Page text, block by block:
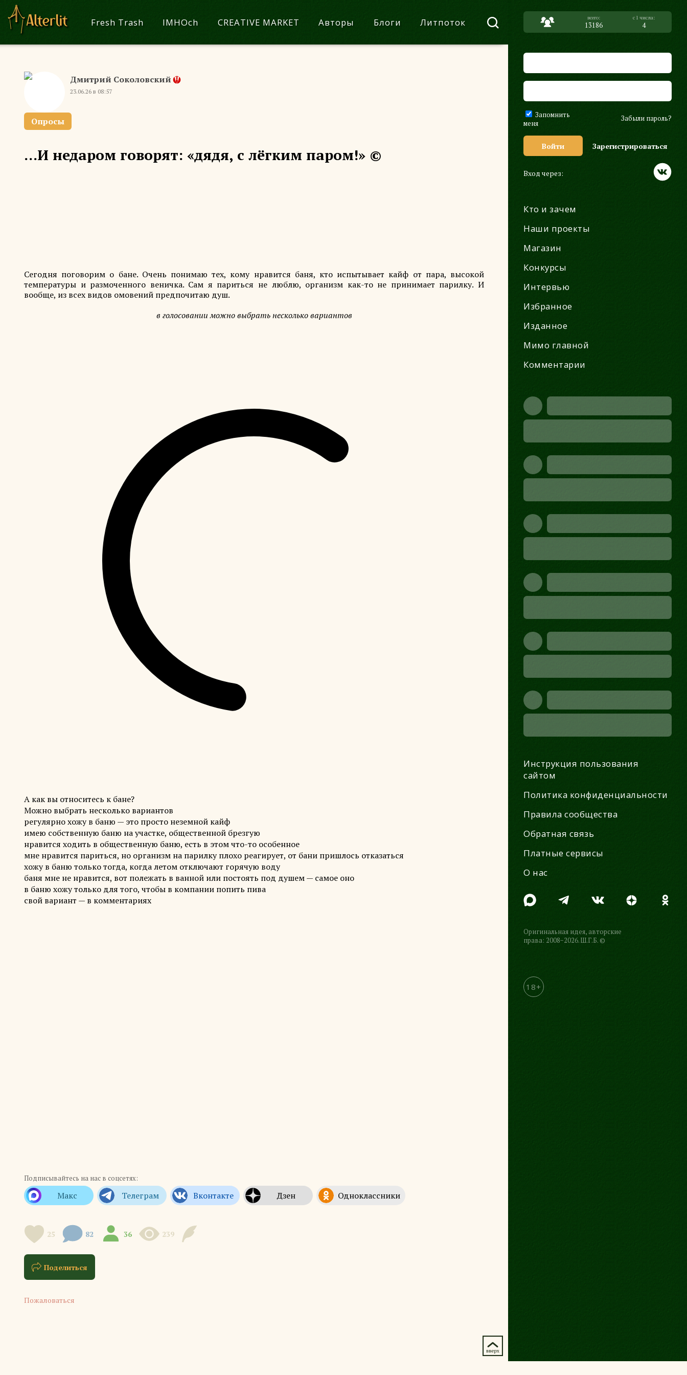
13186 4
Запомнить
меня
Забыли пароль?
Войти Зарегистрироваться
Вход через:
Кто и зачем
Наши проекты
Магазин
Конкурсы
Интервью
Избранное
Изданное
Мимо главной
Комментарии
Инструкция пользования
сайтом
Политика конфиденциальности
Правила сообщества
Обратная связь
Платные сервисы
О нас
Оригинальная идея, авторские
права: 2008−2026. Ш.Г.Б. ©
18+
Fresh Trash IMHOch CREATIVE MARKET Авторы Блоги Литпоток
Дмитрий Соколовский
23.06.26 в 08:57
Опросы
...И недаром говорят: «дядя, с лёгким паром!» ©
Сегодня поговорим о бане. Очень понимаю тех, кому нравится баня, кто испытывает кайф от пара, высокой
температуры и размоченного веничка. Сам я париться не люблю, организм как-то не принимает парилку. И
вообще, из всех видов омовений предпочитаю душ.
в голосовании можно выбрать несколько вариантов
А как вы относитесь к бане?
Можно выбрать несколько вариантов
регулярно хожу в баню — это просто неземной кайф
имею собственную баню на участке, общественной брезгую
нравится ходить в общественную баню, есть в этом что-то особенное
мне нравится париться, но организм на парилку плохо реагирует, от бани пришлось отказаться
хожу в баню только тогда, когда летом отключают горячую воду
баня мне не нравится, вот полежать в ванной или постоять под душем — самое оно
в баню хожу только для того, чтобы в компании попить пива
свой вариант — в комментариях
Подписывайтесь на нас в соцсетях:
25 82 36 239
Поделиться
Пожаловаться